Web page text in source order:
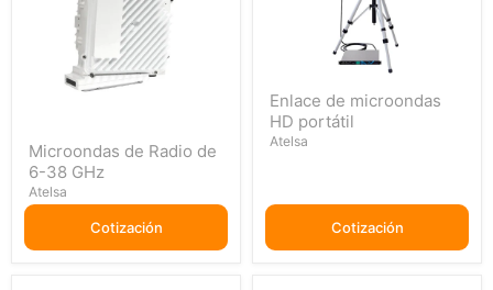
de
Radio
de
6-
GHz
Microondas de Radio de
6-38 GHz
Atelsa
Cotización
de
microondas
HD
Enlace de microondas
HD portátil
Atelsa
Cotización